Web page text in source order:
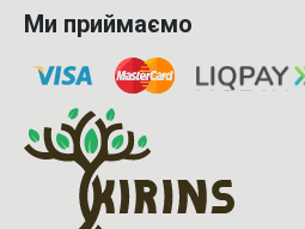
Ми приймаємо